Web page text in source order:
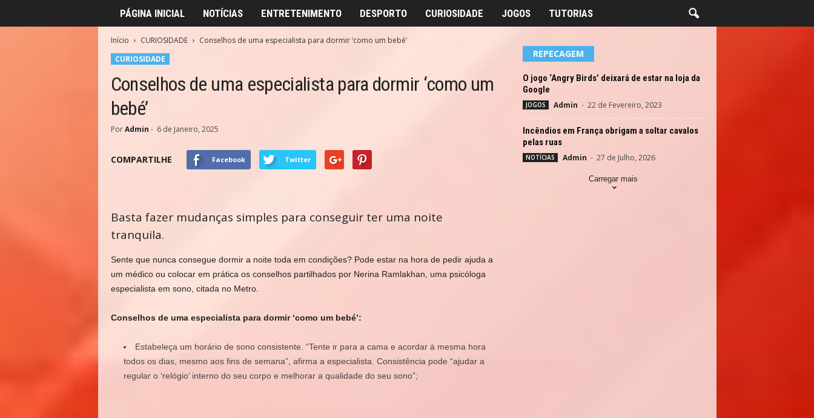
PÁGINA INICIAL NOTÍCIAS ENTRETENIMENTO DESPORTO CURIOSIDADE JOGOS TUTORIAS
Início CURIOSIDADE
Conselhos de uma especialista para dormir ‘como um bebé’
CURIOSIDADE
Conselhos de uma especialista para dormir ‘como um
bebé’
Por Admin - 6 de Janeiro, 2025
COMPARTILHE Facebook Twitter
Basta fazer mudanças simples para conseguir ter uma noite
tranquila.
Sente que nunca consegue dormir a noite toda em condições? Pode estar na hora de pedir ajuda a
um médico ou colocar em prática os conselhos partilhados por Nerina Ramlakhan, uma psicóloga
especialista em sono, citada no Metro.
Conselhos de uma especialista para dormir ‘como um bebé’:
Estabeleça um horário de sono consistente . “Tente ir para a cama e acordar à mesma hora
todos os dias, mesmo aos fins de semana”, afirma a especialista. Consistência pode “ajudar a
regular o ‘relógio’ interno do seu corpo e melhorar a qualidade do seu sono”;
REPECAGEM
O jogo ‘Angry Birds’ deixará de estar na loja da
Google
JOGOS Admin - 22 de Fevereiro, 2023
Incêndios em França obrigam a soltar cavalos
pelas ruas
NOTÍCIAS Admin - 27 de Julho, 2026
Carregar mais